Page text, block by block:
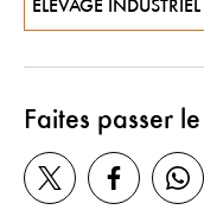
ÉLEVAGE INDUSTRIEL
Faites passer